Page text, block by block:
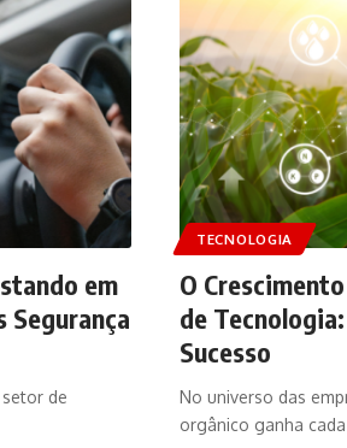
em
Segurança
de
TECNOLOGIA
O
de
Sucesso
No universo das
orgânico ganha